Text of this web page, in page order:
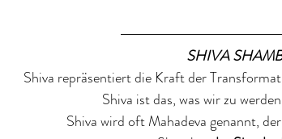
SHIVA
Shiva repräsentiert die Kraft der
Shiva ist das, was wir zu
Shiva wird oft Mahadeva genannt,